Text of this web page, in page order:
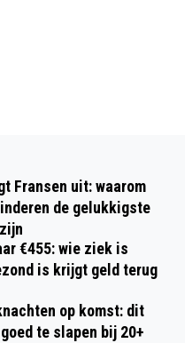
Fransen uit: waarom
de gelukkigste
€455: wie ziek is
is krijgt geld terug
op komst: dit
te slapen bij 20+